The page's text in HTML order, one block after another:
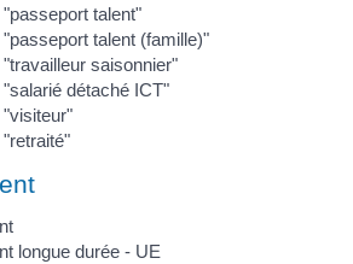
talent"
talent (famille)"
saisonnier"
détaché ICT"
longue durée - UE